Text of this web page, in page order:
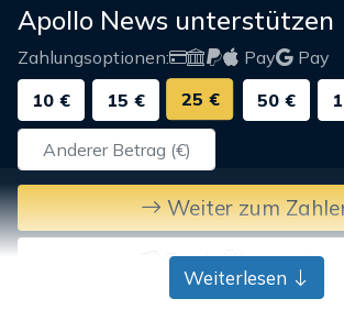
Apollo News unterstützen
Zahlungsoptionen: Pay
Pay
10 €
15 € 25 € 50 €
Weiter zum
Bank-Überweisung
Weiterlesen